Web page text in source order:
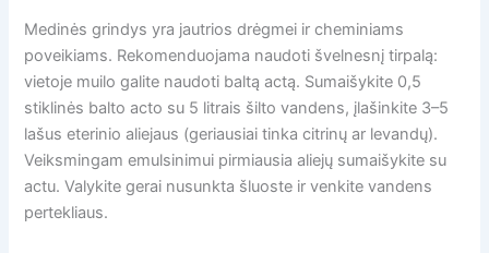
Medinės grindys yra jautrios drėgmei ir cheminiams
poveikiams. Rekomenduojama naudoti švelnesnį tirpalą:
vietoje muilo galite naudoti baltą actą. Sumaišykite 0,5
stiklinės balto acto su 5 litrais šilto vandens, įlašinkite 3–5
lašus eterinio aliejaus (geriausiai tinka citrinų ar levandų).
Veiksmingam emulsinimui pirmiausia aliejų sumaišykite su
actu. Valykite gerai nusunkta šluoste ir venkite vandens
pertekliaus.